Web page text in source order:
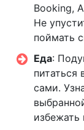
Booking,
Не
поймать
Еда:
питаться
сами.
избежать